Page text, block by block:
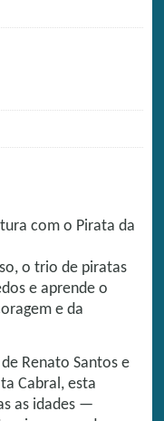
com o Pirata da
o trio de piratas
e aprende o
e da
Renato Santos e
Cabral, esta
as idades —